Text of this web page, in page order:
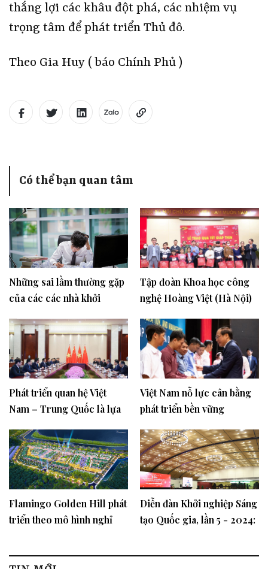
thắng lợi các khâu đột phá, các nhiệm vụ
trọng tâm để phát triển Thủ đô.
Theo Gia Huy ( báo Chính Phủ )
Có thể bạn quan tâm
Những sai lầm thường gặp
của các các nhà khởi
Tập đoàn Khoa học công
nghệ Hoàng Việt (Hà Nội)
Xuân yêu thương"
Phát triển quan hệ Việt
Nam – Trung Quốc là lựa
hàng đầu trong chính sách
đối ngoại
Việt Nam nỗ lực cân bằng
phát triển bền vững
Flamingo Golden Hill phát
triển theo mô hình nghỉ
Diễn đàn Khởi nghiệp Sáng
tạo Quốc gia, lần 5 - 2024: